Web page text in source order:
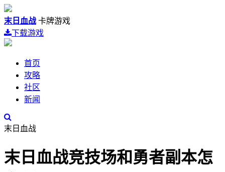
末日血战 卡牌游戏
下载游戏
首页
攻略
社区
新闻
末日血战
末日血战竞技场和勇者副本怎